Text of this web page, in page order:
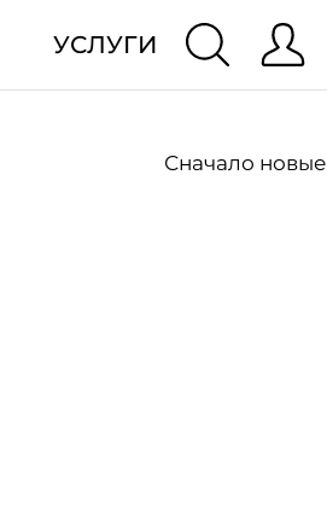
УСЛУГИ
Сначало новые